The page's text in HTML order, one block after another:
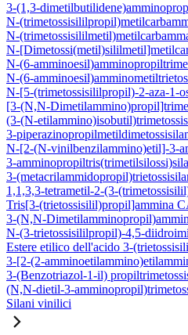
3-(1,3-
N-
N-
N-
N-(6-
N-(6-
N-[5-(trimetossisililpropil)-2-aza-1-
[3-(N,N-
(3-(N-
3-
N-[2-(N-vinilbenzilammino)etil]-3-
3-
3-
1,1,3,3-tetrametil-2-(3-
Tris[3-(trietossisilil)propil]ammina
3-(N,N-
N-(3-trietossisililpropil)-4,5-
Estere etilico dell'acido 3-
3-[2-(2-
3-(Benzotriazol-1-il)
(N,N-dietil-3-
Silani vinilici